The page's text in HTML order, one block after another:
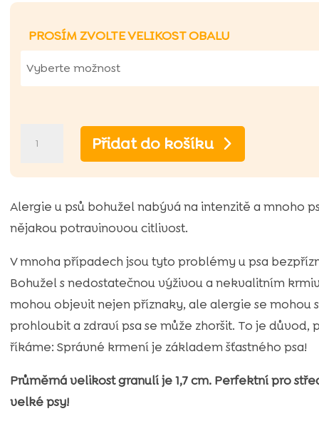
5.00
na základě
hodnocení
zákazníků
PROSÍM ZVOLTE VELIKOST OBALU
hypoalergenní
králičí
suché
krmivo
receptura
bez
pšeničného
lepku
a
množství
Přidat do košíku
Alergie u psů bohužel nabývá na intenzitě a mnoho
nějakou potravinovou citlivost.
V mnoha případech jsou tyto problémy u psa
Bohužel s nedostatečnou výživou a nekvalitním
mohou objevit nejen příznaky, ale alergie se mohou
prohloubit a zdraví psa se může zhoršit. To je důvod,
říkáme: Správné krmení je základem šťastného psa!
Průměrná velikost granulí je 1,7 cm. Perfektní pro
velké psy!